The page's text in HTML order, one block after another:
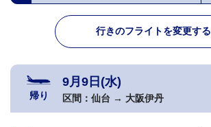
行きのフライトを変更する
帰り
9月9日(水)
区間： 仙台 → 大阪伊丹